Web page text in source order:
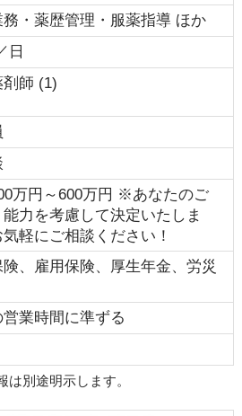
務・薬歴管理・服薬指導 ほか
日
師 (1)
万円～600万円 ※あなたのご
力を考慮して決定いたしま
軽にご相談ください！
、雇用保険、厚生年金、労災
営業時間に準ずる
別途明示します。